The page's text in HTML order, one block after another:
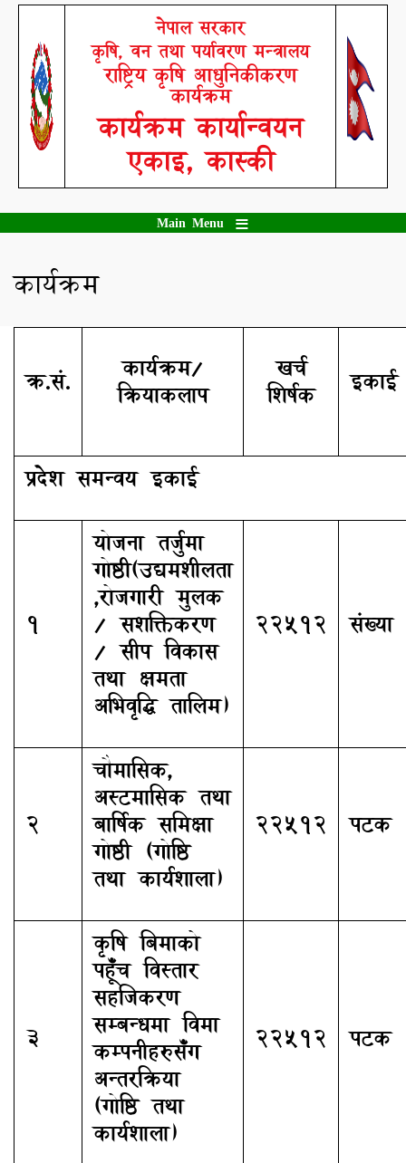
Skip
content
नेपाल सरकार
कृषि, वन तथा पर्यावरण मन्त्रालय
राष्ट्रिय कृषि आधुनिकीकरण
कार्यक्रम
कार्यक्रम कार्यान्वयन
एकाइ, कास्की
Main Menu
कार्यक्रम
क्र.सं.
कार्यक्रम/
क्रियाकलाप
खर्च
शिर्षक
इकाई
प्रदेश समन्वय इकाई
१
योजना तर्जुमा
गोष्ठी(उद्यमशीलता
,रोजगारी मुलक
/ सशक्तिकरण
/ सीप विकास
तथा क्षमता
अभिवृद्धि तालिम)
२२५१२ संख्या
२
चौमासिक,
अस्टमासिक तथा
बार्षिक समिक्षा
गोष्ठी (गोष्ठि
तथा कार्यशाला)
२२५१२ पटक
३
कृषि बिमाको
पहूँच विस्तार
सहजिकरण
सम्बन्धमा विमा
कम्पनीहरुसँग
अन्तरक्रिया
(गोष्ठि तथा
कार्यशाला)
२२५१२ पटक